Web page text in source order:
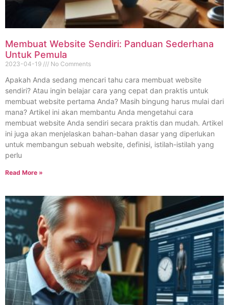
Membuat Website Sendiri: Panduan Sederhana
Untuk Pemula
2023-04-19 No Comments
Apakah Anda sedang mencari tahu cara membuat website
sendiri? Atau ingin belajar cara yang cepat dan praktis untuk
membuat website pertama Anda? Masih bingung harus mulai dari
mana? Artikel ini akan membantu Anda mengetahui cara
membuat website Anda sendiri secara praktis dan mudah. Artikel
ini juga akan menjelaskan bahan-bahan dasar yang diperlukan
untuk membangun sebuah website, definisi, istilah-istilah yang
perlu
Read More »